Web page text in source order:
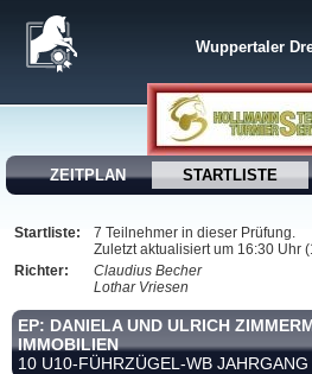
Wuppertaler
ZEITPLAN STARTLISTE
Startliste:
7 Teilnehmer in dieser Prüfung.
Zuletzt aktualisiert um 16:30 Uhr
Richter:
Claudius Becher
Lothar Vriesen
EP: DANIELA UND ULRICH
IMMOBILIEN
10 U10-FÜHRZÜGEL-WB